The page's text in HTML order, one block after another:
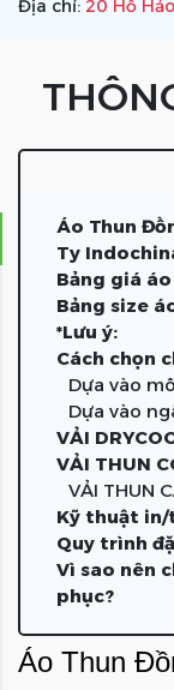
Địa chỉ: 20 Hồ
Áo Thun
Ty
Bảng giá
Bảng size
*Lưu ý:
Cách chọn
Dựa vào
Dựa vào
VẢI
VẢI THUN
VẢI THUN
Kỹ thuật
Quy trình
Vì sao nên
phục?
Áo Thun